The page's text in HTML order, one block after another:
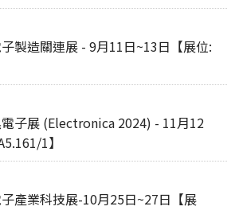
製造關連展 - 9月11日~13日【展位:
子展 (Electronica 2024) - 11月12
1】
產業科技展-10月25日~27日【展